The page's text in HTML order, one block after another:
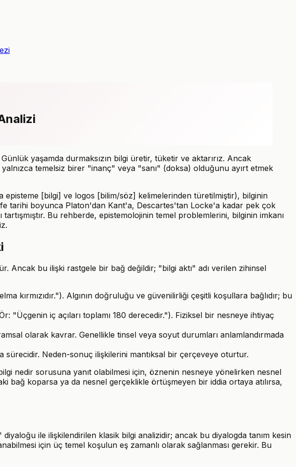
yaşamda durmaksızın bilgi üretir, tüketir ve aktarırız. Ancak
temelsiz birer "inanç" veya "sanı" (doksa) olduğunu ayırt etmek
episteme [bilgi] ve logos [bilim/söz] kelimelerinden türetilmiştir), bilginin
tarihi boyunca Platon'dan Kant'a, Descartes'tan Locke'a kadar pek çok
Bu rehberde, epistemolojinin temel problemlerini, bilginin imkanı
Ancak bu ilişki rastgele bir bağ değildir; "bilgi aktı" adı verilen zihinsel
kırmızıdır."). Algının doğruluğu ve güvenilirliği çeşitli koşullara bağlıdır; bu
"Üçgenin iç açıları toplamı 180 derecedir."). Fiziksel bir nesneye ihtiyaç
olarak kavrar. Genellikle tinsel veya soyut durumları anlamlandırmada
sürecidir. Neden-sonuç ilişkilerini mantıksal bir çerçeveye oturtur.
nedir sorusuna yanıt olabilmesi için, öznenin nesneye yönelirken nesnel
bağ koparsa ya da nesnel gerçeklikle örtüşmeyen bir iddia ortaya atılırsa,
ile ilişkilendirilen klasik bilgi analizidir; ancak bu diyalogda tanım kesin
için üç temel koşulun eş zamanlı olarak sağlanması gerekir. Bu